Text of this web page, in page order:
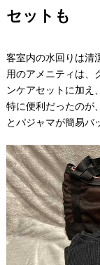
セットも
客室内の水回りは清
用のアメニティは、
ンケアセットに加え
特に便利だったのが
とパジャマが簡易バ